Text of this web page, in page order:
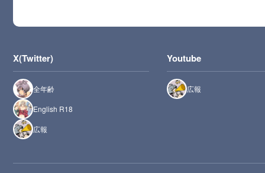
X(Twitter)
全年齢
English R18
広報
Youtube
広報